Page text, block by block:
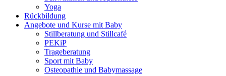
Yoga
Rückbildung
Angebote und Kurse mit Baby
Stillberatung und Stillcafé
PEKiP
Trageberatung
Sport mit Baby
Osteopathie und Babymassage